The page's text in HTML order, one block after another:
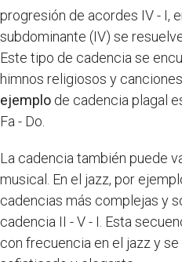
progresión de acordes IV - I,
subdominante (IV) se
Este tipo de cadencia se
himnos religiosos y
ejemplo de cadencia plagal
Fa - Do.
La cadencia también puede
musical. En el jazz, por
cadencias más complejas y
cadencia II - V - I. Esta
con frecuencia en el jazz y